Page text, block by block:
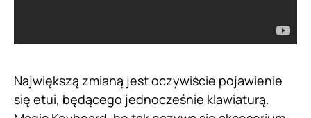
Największą zmianą jest oczywiście pojawienie
się etui, będącego jednocześnie klawiaturą.